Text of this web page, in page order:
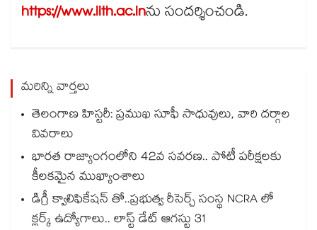
https://www.iith.ac.inను సందర్శించండి.
మరిన్ని వార్తలు
తెలంగాణ హిస్టరీ: ప్రముఖ సూఫీ సాధువులు, వారి దర్గాల
వివరాలు
భారత రాజ్యాంగంలోని 42వ సవరణ.. పోటీ పరీక్షలకు
కీలకమైన ముఖ్యాంశాలు
డిగ్రీ క్వాలిఫికేషన్ తో..ప్రభుత్వ రీసెర్చ్ సంస్థ NCRA లో
క్లర్క్ ఉద్యోగాలు.. లాస్ట్ డేట్ ఆగస్టు 31